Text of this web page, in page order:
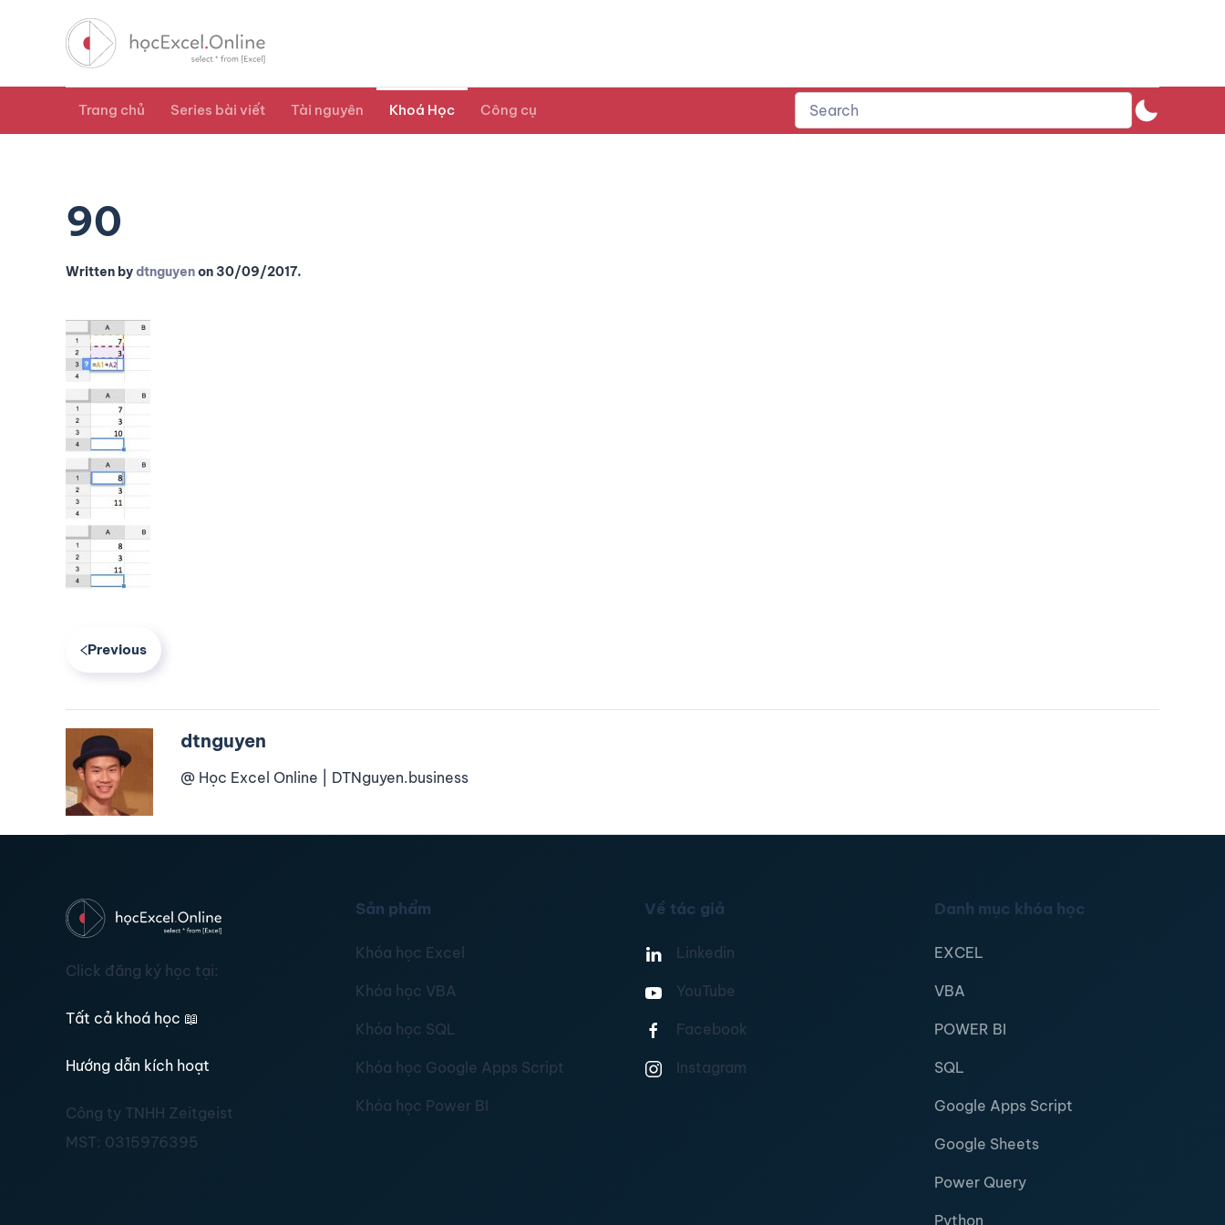
Trang chủ Series bài viết Tài nguyên Khoá Học Công cụ
90
Written bydtnguyenon 30/09/2017.
Previous
dtnguyen
@ Học Excel Online | DTNguyen.business
Click đăng ký học tại:
Tất cả khoá học 📖
Hướng dẫn kích hoạt
Công ty TNHH Zeitgeist
MST: 0315976395
Sản phẩm
Khóa học Excel
Khóa học VBA
Khóa học SQL
Khóa học Google Apps Script
Khóa học Power BI
Về tác giả
Linkedin
YouTube
Facebook
Instagram
Danh mục khóa học
EXCEL
VBA
POWER BI
SQL
Google Apps Script
Google Sheets
Power Query
Python